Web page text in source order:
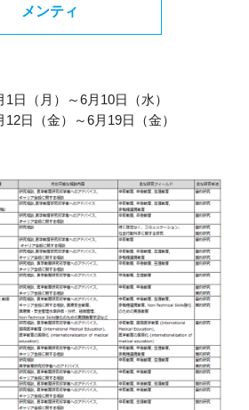
メンティ
1日（月）～6月10日（水）
12日（金）～6月19日（金）